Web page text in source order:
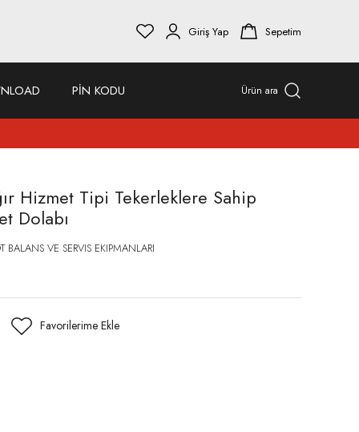
Giriş Yap Sepetim
PİN KODU Ürün ara
Hizmet Tipi Tekerleklere Sahip
Dolabı
BALANS VE SERVIS EKIPMANLARI